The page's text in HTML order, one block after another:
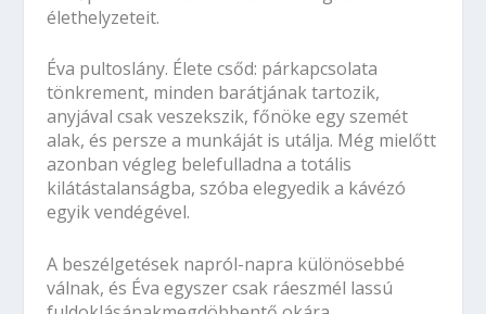
élethelyzeteit.
Éva pultoslány. Élete csőd: párkapcsolata
tönkrement, minden barátjának tartozik,
anyjával csak veszekszik, főnöke egy szemét
alak, és persze a munkáját is utálja. Még mielőtt
azonban végleg belefulladna a totális
kilátástalanságba, szóba elegyedik a kávézó
egyik vendégével.
A beszélgetések napról-napra különösebbé
válnak, és Éva egyszer csak ráeszmél lassú